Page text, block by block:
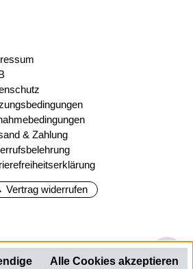
& Zahlung
Vertrag widerrufen
Alle Cookies akzeptieren